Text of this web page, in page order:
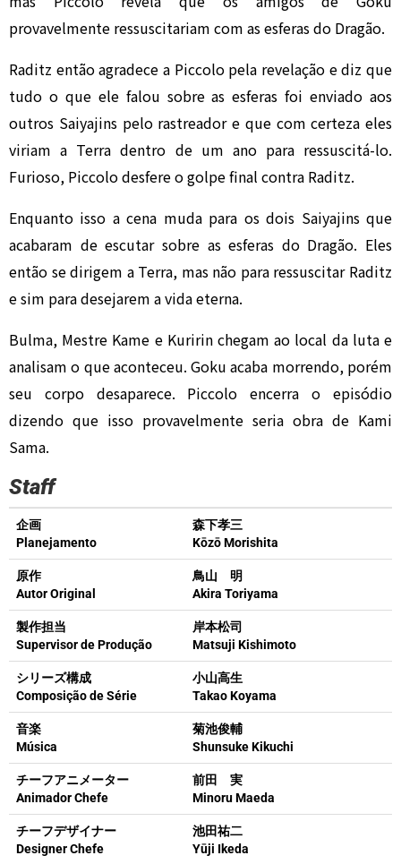
provavelmente ressuscitariam com as esferas do Dragão.
Raditz então agradece a Piccolo pela revelação e diz que
tudo o que ele falou sobre as esferas foi enviado aos
outros Saiyajins pelo rastreador e que com certeza eles
viriam a Terra dentro de um ano para ressuscitá-lo.
Furioso, Piccolo desfere o golpe final contra Raditz.
Enquanto isso a cena muda para os dois Saiyajins que
acabaram de escutar sobre as esferas do Dragão. Eles
então se dirigem a Terra, mas não para ressuscitar Raditz
e sim para desejarem a vida eterna.
Bulma, Mestre Kame e Kuririn chegam ao local da luta e
analisam o que aconteceu. Goku acaba morrendo, porém
seu corpo desaparece. Piccolo encerra o episódio
dizendo que isso provavelmente seria obra de Kami
Sama.
Staff
企画
Planejamento
森下孝三
Kōzō Morishita
原作
Autor Original
鳥山 明
Akira Toriyama
製作担当
Supervisor de Produção
岸本松司
Matsuji Kishimoto
シリーズ構成
Composição de Série
小山高生
Takao Koyama
音楽
Música
菊池俊輔
Shunsuke Kikuchi
チーフアニメーター
Animador Chefe
前田 実
Minoru Maeda
チーフデザイナー
Designer Chefe
池田祐二
Yūji Ikeda